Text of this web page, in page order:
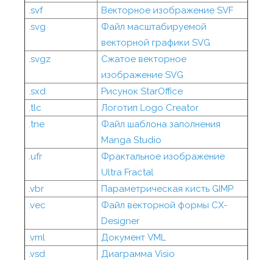
.svf
Векторное изображение SVF
.svg
Файл масштабируемой
векторной графики SVG
.svgz
Сжатое векторное
изображение SVG
.sxd
Рисунок StarOffice
.tlc
Логотип Logo Creator
.tne
Файл шаблона заполнения
Manga Studio
.ufr
Фрактальное изображение
Ultra Fractal
.vbr
Параметрическая кисть GIMP
.vec
Файл векторной формы CX-
Designer
.vml
Документ VML
.vsd
Диаграмма Visio